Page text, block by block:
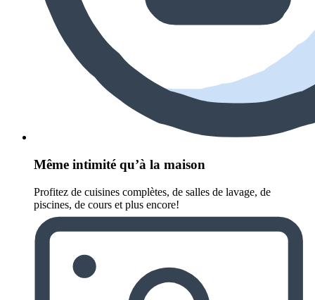
Même intimité qu’à la maison
Profitez de cuisines complètes, de salles de lavage, de
piscines, de cours et plus encore!